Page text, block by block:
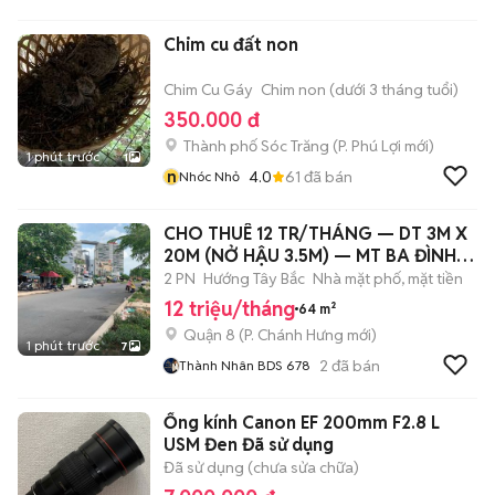
1 phút trước 1
Chim cu đất non
Chim Cu Gáy Chim non (dưới 3 tháng tuổi)
350.000 đ
Thành phố Sóc Trăng (P. Phú Lợi mới)
nNhóc Nhỏ 4.0 61 đã bán
1 phút trước 7
CHO THUÊ 12 TR/THÁNG — DT 3M X
20M (NỞ HẬU 3.5M) — MT BA ĐÌNH
P8 Q8
2 PN Hướng Tây Bắc Nhà mặt phố, mặt tiền
12 triệu/tháng 64 m²
Quận 8 (P. Chánh Hưng mới)
Thành Nhân BDS 678 2 đã bán
Ống kính Canon EF 200mm F2.8 L
USM Đen Đã sử dụng
Đã sử dụng (chưa sửa chữa)